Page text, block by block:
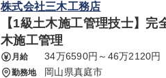
株式会社三木工務店
【1級土木施工管理技士】
木施工管理
月給 34万6590円～46万2120円
勤務地 岡山県真庭市